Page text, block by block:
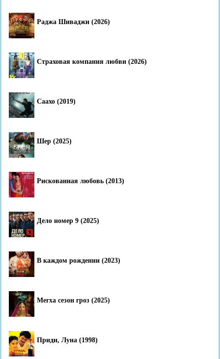
Раджа Шиваджи (2026)
Страховая компания любви (2026)
Саахо (2019)
Шер (2025)
Рискованная любовь (2013)
Дело номер 9 (2025)
В каждом рождении (2023)
Мегха сезон гроз (2025)
Приди, Луна (1998)